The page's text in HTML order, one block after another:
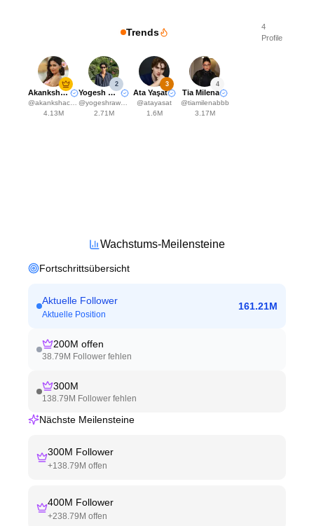
Trends
4
Profile
Akanksha Choudhary
@akankshachoudhary_official
4.13M
2
Yogesh Rawat
@yogeshrawat04
2.71M
3
Ata Yaşat
@atayasat
1.6M
4
Tia Milena
@tiamilenabbb
3.17M
Wachstums-Meilensteine
Fortschrittsübersicht
Aktuelle Follower
Aktuelle Position
161.21M
200M offen
38.79M Follower fehlen
300M
138.79M Follower fehlen
Nächste Meilensteine
300M Follower
+138.79M offen
400M Follower
+238.79M offen